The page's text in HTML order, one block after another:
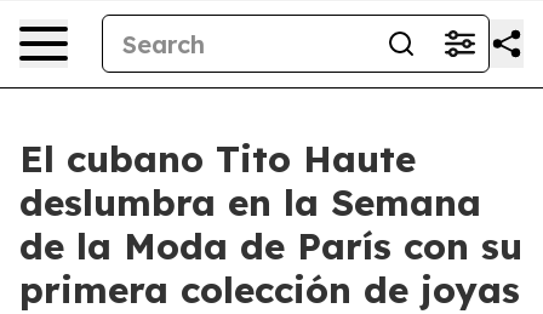
El cubano Tito Haute
deslumbra en la Semana
de la Moda de París con su
primera colección de joyas